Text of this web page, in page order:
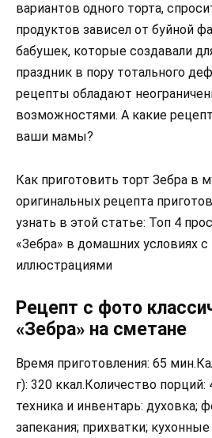
вариантов одного торта,
продуктов зависел от буйной
бабушек, которые создавали
праздник в пору тотального
рецепты обладают
возможностями. А какие
ваши мамы?
Как приготовить торт Зебра в
оригинальных рецепта
узнать в этой статье: Топ 4
«Зебра» в домашних условиях
иллюстрациями
Рецепт с фото
«Зебра» на сметане
Время приготовления: 65
г): 320 ккал.Количество порций:
техника и инвентарь: духовка;
запекания; прихватки; кухонные